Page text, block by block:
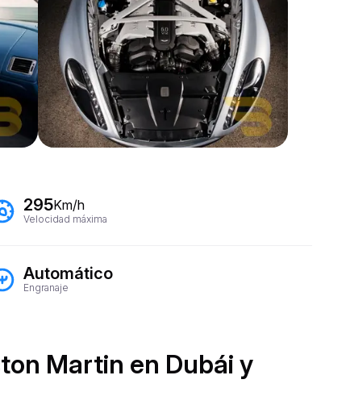
295Km/h
Velocidad máxima
Automático
Engranaje
Martin en Dubái y